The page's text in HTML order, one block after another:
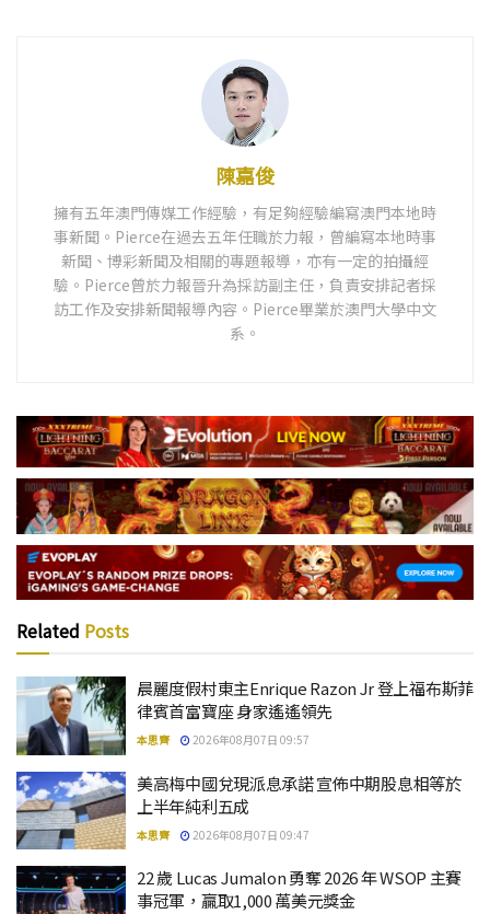
陳嘉俊
擁有五年澳門傳媒工作經驗，有足夠經驗編寫澳門本地時
事新聞。Pierce在過去五年任職於力報，曾編寫本地時事
新聞、博彩新聞及相關的專題報導，亦有一定的拍攝經
驗。Pierce曾於力報晉升為採訪副主任，負責安排記者採
訪工作及安排新聞報導內容。Pierce畢業於澳門大學中文
系。
Related Posts
晨麗度假村東主Enrique Razon Jr 登上福布斯菲
律賓首富寶座 身家遙遙領先
本思齊 2026年08月07日 09:57
美高梅中國兌現派息承諾 宣佈中期股息相等於
上半年純利五成
本思齊 2026年08月07日 09:47
22 歲 Lucas Jumalon 勇奪 2026 年 WSOP 主賽
事冠軍，贏取1,000 萬美元獎金